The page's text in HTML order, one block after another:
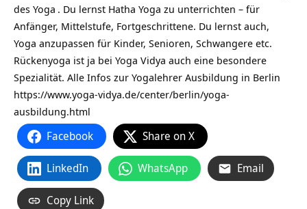
des Yoga . Du lernst Hatha Yoga zu unterrichten – für
Anfänger, Mittelstufe, Fortgeschrittene. Du lernst auch,
Yoga anzupassen für Kinder, Senioren, Schwangere etc.
Rückenyoga ist ja bei Yoga Vidya auch eine besondere
Spezialität. Alle Infos zur Yogalehrer Ausbildung in Berlin
https://www.yoga-vidya.de/center/berlin/yoga-
ausbildung.html
Facebook Share on X
LinkedIn WhatsApp Email
Copy Link